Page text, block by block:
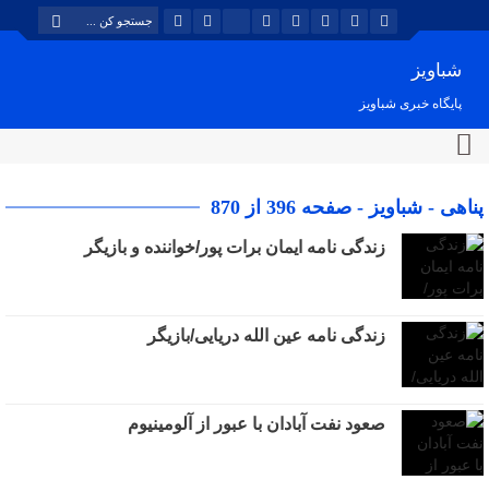
شباویز
پایگاه خبری شباویز
پناهی - شباویز - صفحه 396 از 870
زندگی نامه ایمان برات پور/خواننده و بازیگر
زندگی نامه عین الله دریایی/بازیگر
صعود نفت آبادان با عبور از آلومینیوم